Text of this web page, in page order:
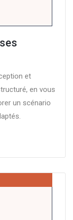
et
en vous
un scénario